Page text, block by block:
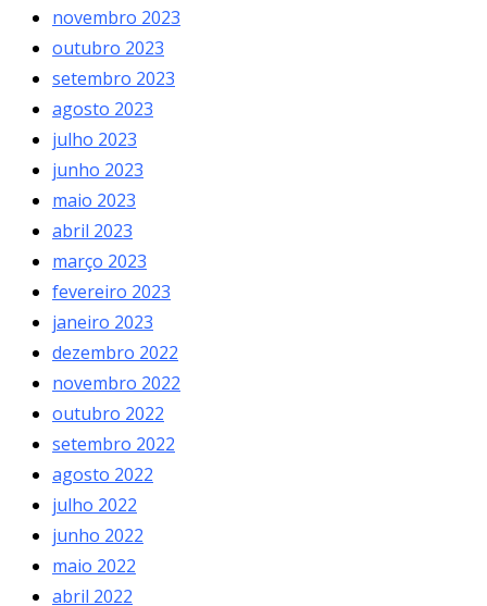
novembro 2023
outubro 2023
setembro 2023
agosto 2023
julho 2023
junho 2023
maio 2023
abril 2023
março 2023
fevereiro 2023
janeiro 2023
dezembro 2022
novembro 2022
outubro 2022
setembro 2022
agosto 2022
julho 2022
junho 2022
maio 2022
abril 2022